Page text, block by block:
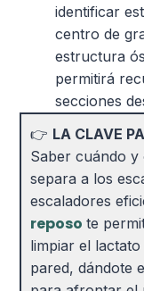
identificar
centro de
estructura
permitirá
secciones
👉 LA CLAVE
Saber cuándo y
separa a los
escaladores
reposo te
limpiar el
pared, dándote